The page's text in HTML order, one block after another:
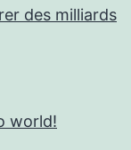
des milliards
world!